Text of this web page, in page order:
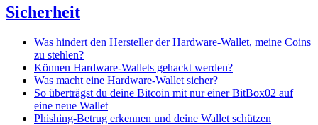
Sicherheit
Was hindert den Hersteller der Hardware-Wallet, meine Coins
zu stehlen?
Können Hardware-Wallets gehackt werden?
Was macht eine Hardware-Wallet sicher?
So überträgst du deine Bitcoin mit nur einer BitBox02 auf
eine neue Wallet
Phishing-Betrug erkennen und deine Wallet schützen